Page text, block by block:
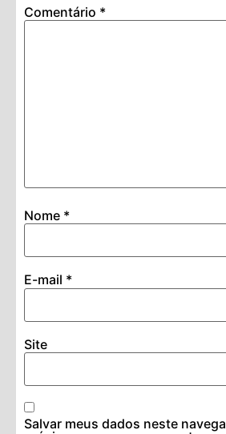
Comentário *
Nome *
E-mail *
Site
Salvar meus dados neste